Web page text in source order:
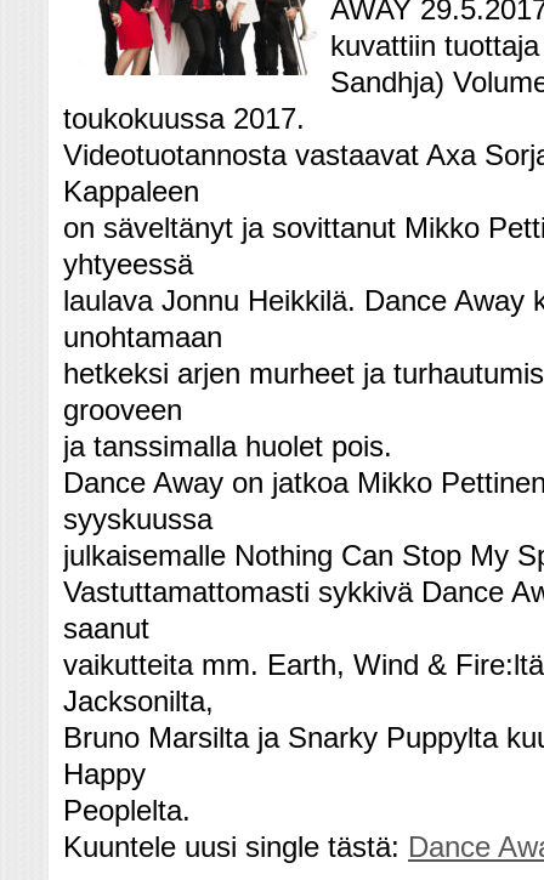
AWAY
kuvattiin
Sandhja)
toukokuussa 2017.
Videotuotannosta vastaavat Axa
Kappaleen
on säveltänyt ja sovittanut Mikko
yhtyeessä
laulava Jonnu Heikkilä. Dance Away
unohtamaan
hetkeksi arjen murheet ja
grooveen
ja tanssimalla huolet pois.
Dance Away on jatkoa Mikko
syyskuussa
julkaisemalle Nothing Can Stop My
Vastuttamattomasti sykkivä Dance
saanut
vaikutteita mm. Earth, Wind &
Jacksonilta,
Bruno Marsilta ja Snarky Puppylta
Happy
Peoplelta.
Kuuntele uusi single tästä: Dance